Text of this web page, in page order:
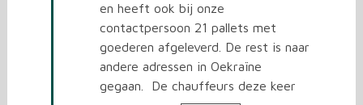
en heeft ook bij onze
contactpersoon 21 pallets met
goederen afgeleverd. De rest is naar
andere adressen in Oekraïne
gegaan. De chauffeurs deze keer